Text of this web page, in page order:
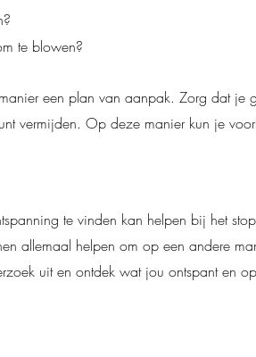
te blowen?
een plan van aanpak. Zorg dat je
vermijden. Op deze manier kun je
te vinden kan helpen bij het
allemaal helpen om op een andere
uit en ontdek wat jou ontspant en